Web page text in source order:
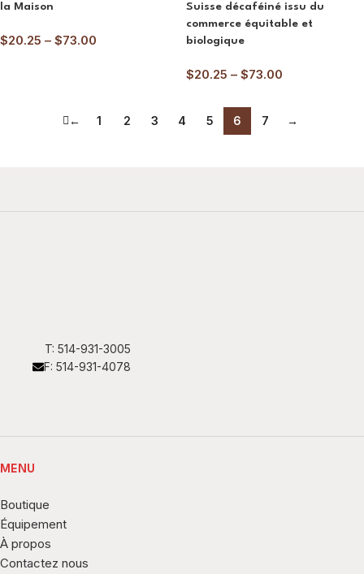
la Maison
$20.25 – $73.00
Suisse décaféiné issu du
commerce équitable et
biologique
$20.25 – $73.00
← 1 2 3 4 5 6 7 →
T: 514-931-3005
F: 514-931-4078
MENU
Boutique
Équipement
À propos
Contactez nous